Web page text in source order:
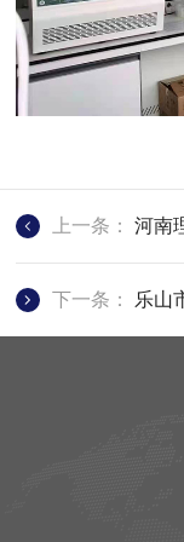
上一条：河南
下一条： 乐山